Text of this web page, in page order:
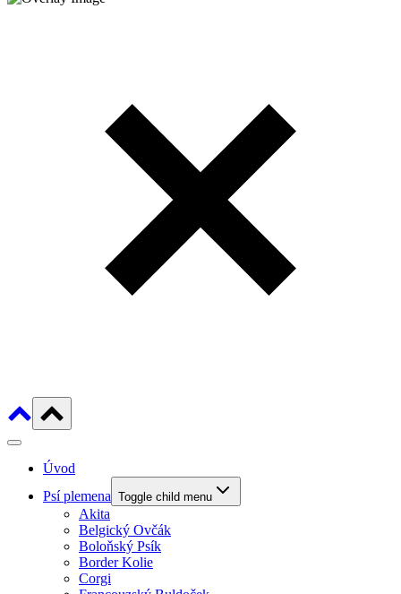
Úvod
Psí plemena Toggle child menu
Akita
Belgický Ovčák
Boloňský Psík
Border Kolie
Corgi